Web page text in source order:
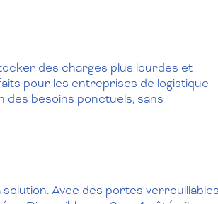
des charges plus lourdes et
pour les entreprises de logistique
des besoins ponctuels, sans
solution. Avec des portes verrouillables